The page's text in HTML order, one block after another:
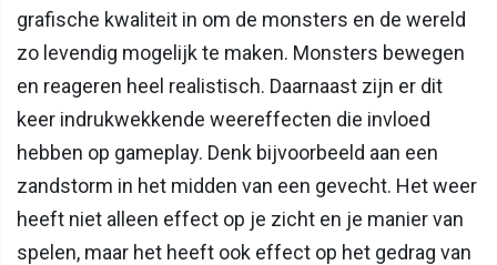
grafische kwaliteit in om de monsters en de wereld
zo levendig mogelijk te maken. Monsters bewegen
en reageren heel realistisch. Daarnaast zijn er dit
keer indrukwekkende weereffecten die invloed
hebben op gameplay. Denk bijvoorbeeld aan een
zandstorm in het midden van een gevecht. Het weer
heeft niet alleen effect op je zicht en je manier van
spelen, maar het heeft ook effect op het gedrag van